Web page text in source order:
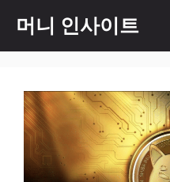
츠
머니 인사이트